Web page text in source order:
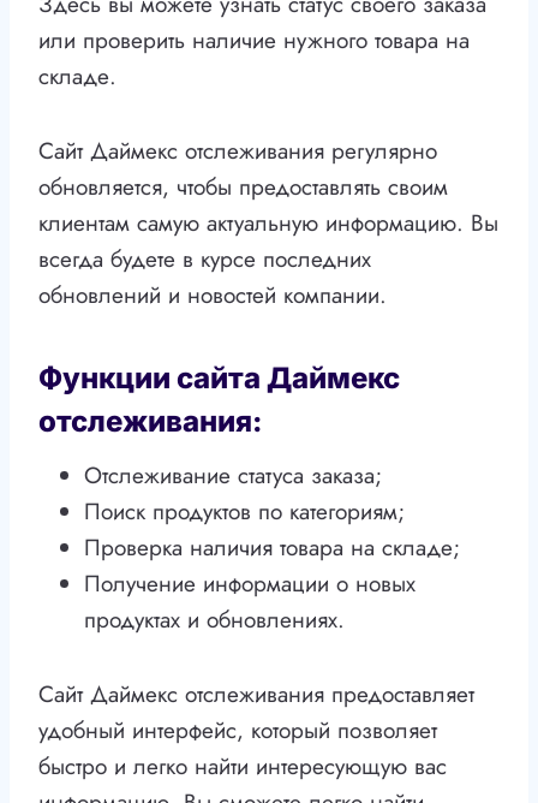
или проверить наличие нужного товара на
складе.
Сайт Даймекс отслеживания регулярно
обновляется, чтобы предоставлять своим
клиентам самую актуальную информацию. Вы
всегда будете в курсе последних
обновлений и новостей компании.
Функции сайта Даймекс
отслеживания:
Отслеживание статуса заказа;
Поиск продуктов по категориям;
Проверка наличия товара на складе;
Получение информации о новых
продуктах и обновлениях.
Сайт Даймекс отслеживания предоставляет
удобный интерфейс, который позволяет
быстро и легко найти интересующую вас